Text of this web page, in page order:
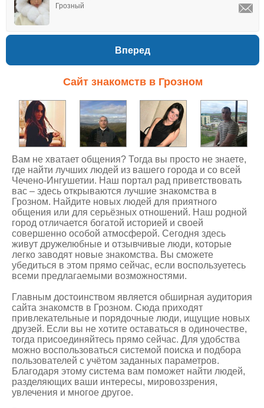
Грозный
Вперед
Сайт знакомств в Грозном
Вам не хватает общения? Тогда вы просто не знаете,
где найти лучших людей из вашего города и со всей
Чечено-Ингушетии. Наш портал рад приветствовать
вас – здесь открываются лучшие знакомства в
Грозном. Найдите новых людей для приятного
общения или для серьёзных отношений. Наш родной
город отличается богатой историей и своей
совершенно особой атмосферой. Сегодня здесь
живут дружелюбные и отзывчивые люди, которые
легко заводят новые знакомства. Вы сможете
убедиться в этом прямо сейчас, если воспользуетесь
всеми предлагаемыми возможностями.
Главным достоинством является обширная аудитория
сайта знакомств в Грозном. Сюда приходят
привлекательные и порядочные люди, ищущие новых
друзей. Если вы не хотите оставаться в одиночестве,
тогда присоединяйтесь прямо сейчас. Для удобства
можно воспользоваться системой поиска и подбора
пользователей с учётом заданных параметров.
Благодаря этому система вам поможет найти людей,
разделяющих ваши интересы, мировоззрения,
увлечения и многое другое.